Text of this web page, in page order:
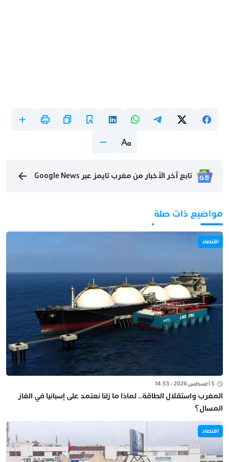
تابع آخر الأخبار من مغرب تايمز عبر Google News
مواضيع ذات صلة
اقتصاد
5 أغسطس 2026 - 14:53
المغرب واستقلال الطاقة.. لماذا ما زلنا نعتمد على إسبانيا في الغاز
المسال؟
اقتصاد